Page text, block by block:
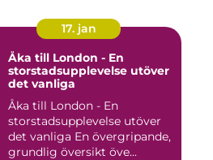
17. jan
Åka till London - En
storstadsupplevelse utöver
det vanliga
Åka till London - En
storstadsupplevelse utöver
det vanliga En övergripande,
grundlig översikt öve...